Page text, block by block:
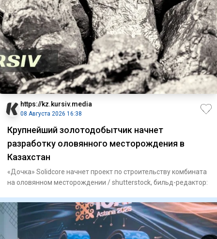
https://kz.kursiv.media
08 Августа 2026 16:38
Крупнейший золотодобытчик начнет
разработку оловянного месторождения в
Казахстан
«Дочка» Solidcore начнет проект по строительству комбината
на оловянном месторождении / shutterstock, бильд-редактор: